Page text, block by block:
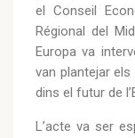
el Conseil
Régional del
Europa va
van plantejar
dins el futur de
L’acte va ser